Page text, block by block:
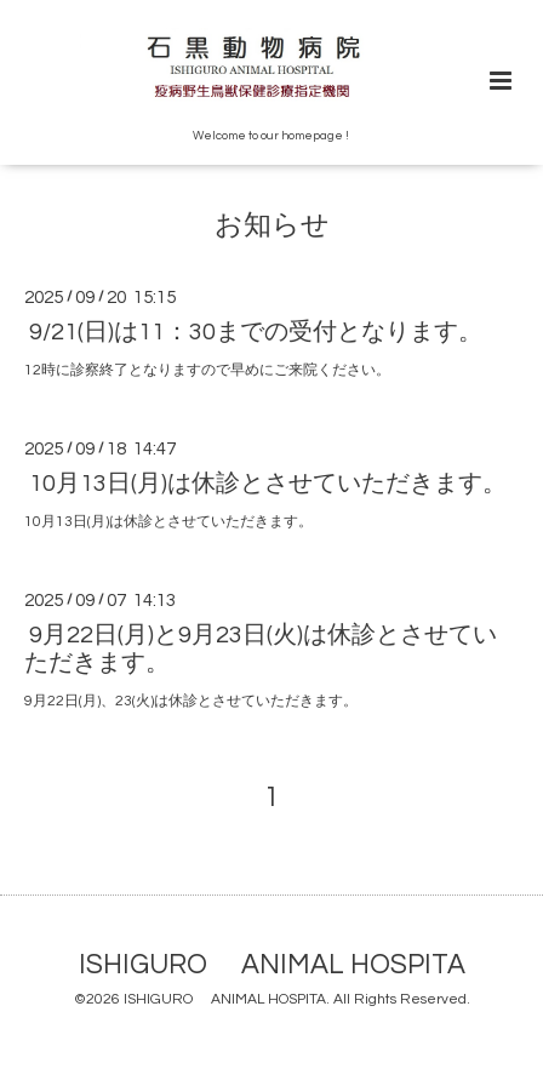
Welcome to our homepage !
お知らせ
2025 /09 / 20 15:15
9/21(日)は11：30までの受付となります。
12時に診察終了となりますので早めにご来院ください。
2025 /09 / 18 14:47
10月13日(月)は休診とさせていただきます。
10月13日(月)は休診とさせていただきます。
2025 /09 /07 14:13
9月22日(月)と9月23日(火)は休診とさせてい
ただきます。
9月22日(月)、23(火)は休診とさせていただきます。
1
ISHIGURO ANIMAL HOSPITA
©2026 ISHIGURO ANIMAL HOSPITA. All Rights Reserved.